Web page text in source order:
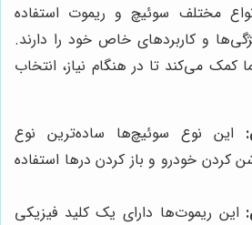
مختلف سوئیچ و ریموت استفاده
و کاربردهای خاص خود را دارند.
کمک می‌کند تا در هنگام نیاز، انتخاب
این نوع سوئیچ‌ها ساده‌ترین نوع
کردن خودرو و باز کردن درها استفاده
این ریموت‌ها دارای یک کلید فیزیکی